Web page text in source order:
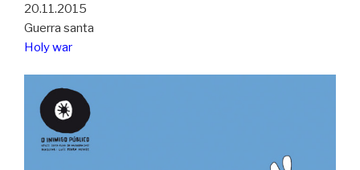
20.11.2015
Guerra santa
Holy war